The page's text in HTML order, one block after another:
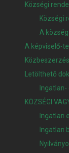
Községi
Községi
A
A képviselő-
Közbeszerzés
Letölthető
KÖZSÉGI
Ingatlan
Ingatlan